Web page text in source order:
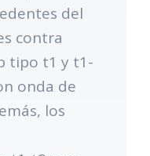
del
contra
tipo t1 y t1-
onda de
los